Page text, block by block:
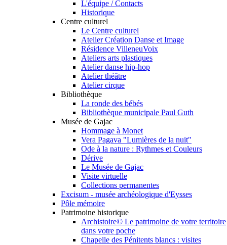
L'équipe / Contacts
Historique
Centre culturel
Le Centre culturel
Atelier Création Danse et Image
Résidence VilleneuVoix
Ateliers arts plastiques
Atelier danse hip-hop
Atelier théâtre
Atelier cirque
Bibliothèque
La ronde des bébés
Bibliothèque municipale Paul Guth
Musée de Gajac
Hommage à Monet
Vera Pagava "Lumières de la nuit"
Ode à la nature : Rythmes et Couleurs
Dérive
Le Musée de Gajac
Visite virtuelle
Collections permanentes
Excisum - musée archéologique d'Eysses
Pôle mémoire
Patrimoine historique
Archistoire© Le patrimoine de votre territoire
dans votre poche
Chapelle des Pénitents blancs : visites